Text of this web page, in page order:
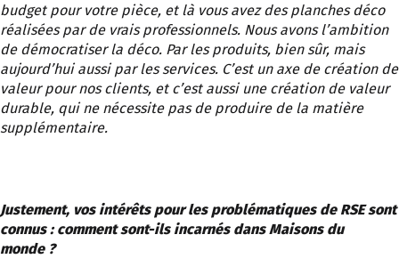
budget pour votre pièce, et là vous avez des planches déco
réalisées par de vrais professionnels. Nous avons l’ambition
de démocratiser la déco. Par les produits, bien sûr, mais
aujourd’hui aussi par les services. C’est un axe de création de
valeur pour nos clients, et c’est aussi une création de valeur
durable, qui ne nécessite pas de produire de la matière
supplémentaire.
Justement, vos intérêts pour les problématiques de RSE sont
connus : comment sont-ils incarnés dans Maisons du
monde ?